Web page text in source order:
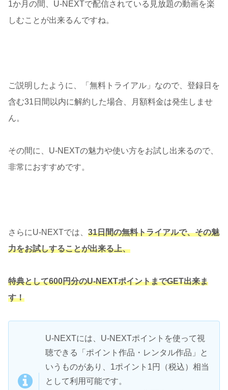
1か月の間、U-NEXTで配信されている見放題の動画を楽
しむことが出来るんですね。
ご説明したように、「無料トライアル」なので、登録日を
含む31日間以内に解約した場合、月額料金は発生しませ
ん。
その間に、U-NEXTの魅力や使い方をお試し出来るので、
非常におすすめです。
さらにU-NEXTでは、 31日間の無料トライアルで、その魅
力をお試しすることが出来る上、
特典として600円分のU-NEXTポイントまでGET出来ま
す！
U-NEXTには、U-NEXTポイントを使って視
聴できる「ポイント作品・レンタル作品」と
いうものがあり、1ポイント1円（税込）相当
として利用可能です。